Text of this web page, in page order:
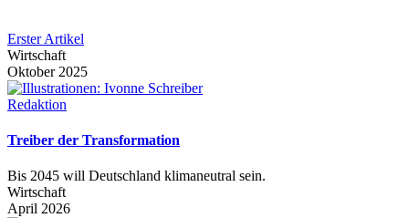
Erster Artikel
Wirtschaft
Oktober 2025
Redaktion
Treiber der Transformation
Bis 2045 will Deutschland klimaneutral sein.
Wirtschaft
April 2026